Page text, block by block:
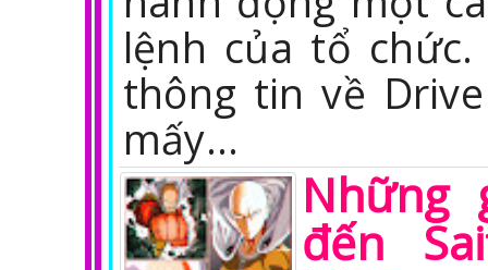
lệnh của tổ
thông tin về
mấy…
Những
đến